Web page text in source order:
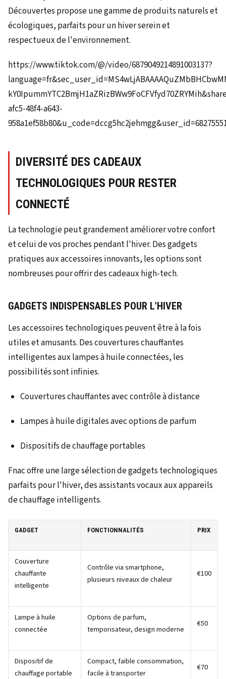
Découvertes propose une gamme de produits naturels et
écologiques, parfaits pour un hiver serein et
respectueux de l'environnement.
https://www.tiktok.com/@/video/6879049214891003137?
afc5-48f4-a643-
DIVERSITÉ DES CADEAUX
TECHNOLOGIQUES POUR RESTER
CONNECTÉ
La technologie peut grandement améliorer votre confort
et celui de vos proches pendant l'hiver. Des gadgets
pratiques aux accessoires innovants, les options sont
nombreuses pour offrir des cadeaux high-tech.
GADGETS INDISPENSABLES POUR L'HIVER
Les accessoires technologiques peuvent être à la fois
utiles et amusants. Des couvertures chauffantes
intelligentes aux lampes à huile connectées, les
possibilités sont infinies.
Couvertures chauffantes avec contrôle à distance
Lampes à huile digitales avec options de parfum
Dispositifs de chauffage portables
Fnac offre une large sélection de gadgets technologiques
parfaits pour l'hiver, des assistants vocaux aux appareils
de chauffage intelligents.
GADGET FONCTIONNALITÉS PRIX
Couverture
chauffante
intelligente
Contrôle via smartphone,
plusieurs niveaux de chaleur
€100
Lampe à huile
connectée
Options de parfum,
temporisateur, design moderne
€50
Dispositif de
chauffage portable
Compact, faible consommation,
facile à transporter
€70